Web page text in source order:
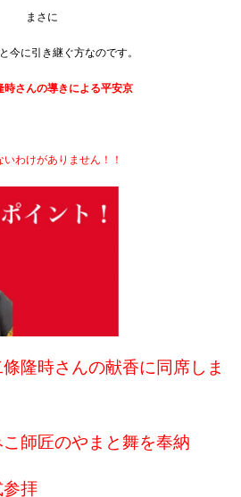
まさに
今に引き継ぐ方なのです。
時さんの導きによる平安京
いわけがありません！！
隆時さんの献香に同席しま
師匠のやまと舞を奉納
拝